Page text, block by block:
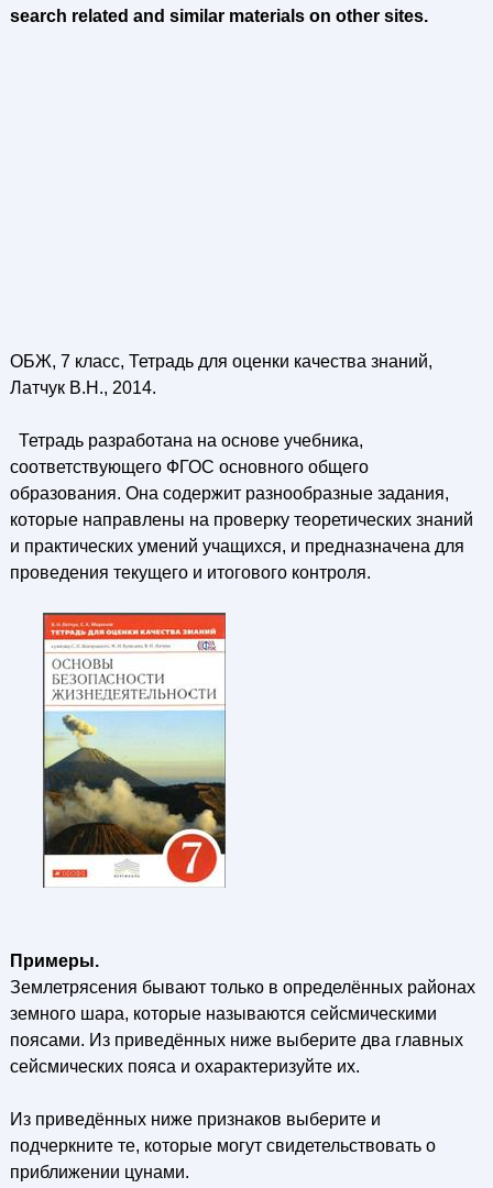
search related and similar materials on other sites.
ОБЖ, 7 класс, Тетрадь для оценки качества знаний,
Латчук В.Н., 2014.
Тетрадь разработана на основе учебника,
соответствующего ФГОС основного общего
образования. Она содержит разнообразные задания,
которые направлены на проверку теоретических знаний
и практических умений учащихся, и предназначена для
проведения текущего и итогового контроля.
Примеры.
Землетрясения бывают только в определённых районах
земного шара, которые называются сейсмическими
поясами. Из приведённых ниже выберите два главных
сейсмических пояса и охарактеризуйте их.
Из приведённых ниже признаков выберите и
подчеркните те, которые могут свидетельствовать о
приближении цунами.